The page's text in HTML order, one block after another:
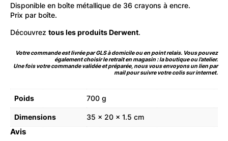
Disponible en boîte métallique de 36 crayons à encre.
Prix par boîte.
Découvrez tous les produits Derwent.
Votre commande est livrée par GLS à domicile ou en point relais. Vous pouvez
également choisir le retrait en magasin : la boutique ou l’atelier.
Une fois votre commande validée et préparée, nous vous envoyons un lien par
mail pour suivre votre colis sur internet.
Poids 700 g
Dimensions 35 × 20 × 1.5 cm
Avis